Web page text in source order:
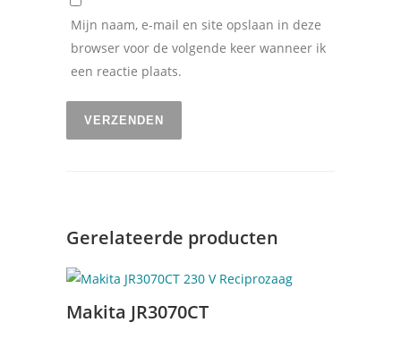
Mijn naam, e-mail en site opslaan in deze
browser voor de volgende keer wanneer ik
een reactie plaats.
Gerelateerde producten
Makita JR3070CT